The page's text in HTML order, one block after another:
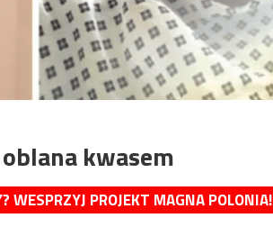
kwasem
WESPRZYJ PROJEKT MAGNA POLONIA!